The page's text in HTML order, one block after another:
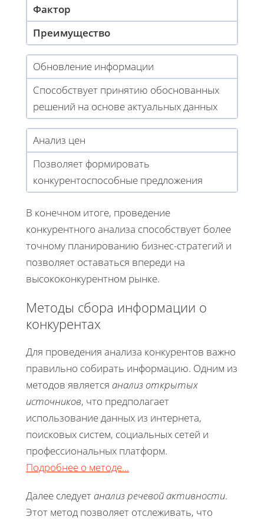
Фактор
Преимущество
Обновление информации
Способствует принятию обоснованных
решений на основе актуальных данных
Анализ цен
Позволяет формировать
конкурентоспособные предложения
В конечном итоге, проведение
конкурентного анализа способствует более
точному планированию бизнес-стратегий и
позволяет оставаться впереди на
высококонкурентном рынке.
Методы сбора информации о
конкурентах
Для проведения анализа конкурентов важно
правильно собирать информацию. Одним из
методов является анализ открытых
источников, что предполагает
использование данных из интернета,
поисковых систем, социальных сетей и
профессиональных платформ.
Подробнее о методе...
Далее следует анализ речевой активности.
Этот метод позволяет отслеживать, что